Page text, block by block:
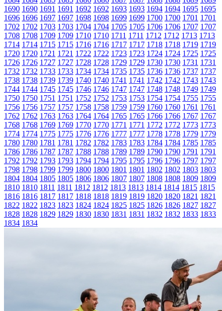
1690 1690 1691 1691 1692 1692 1693 1693 1694 1694 1695 1695
1696 1696 1697 1697 1698 1698 1699 1699 1700 1700 1701 1701
1702 1702 1703 1703 1704 1704 1705 1705 1706 1706 1707 1707
1708 1708 1709 1709 1710 1710 1711 1711 1712 1712 1713 1713
1714 1714 1715 1715 1716 1716 1717 1717 1718 1718 1719 1719
1720 1720 1721 1721 1722 1722 1723 1723 1724 1724 1725 1725
1726 1726 1727 1727 1728 1728 1729 1729 1730 1730 1731 1731
1732 1732 1733 1733 1734 1734 1735 1735 1736 1736 1737 1737
1738 1738 1739 1739 1740 1740 1741 1741 1742 1742 1743 1743
1744 1744 1745 1745 1746 1746 1747 1747 1748 1748 1749 1749
1750 1750 1751 1751 1752 1752 1753 1753 1754 1754 1755 1755
1756 1756 1757 1757 1758 1758 1759 1759 1760 1760 1761 1761
1762 1762 1763 1763 1764 1764 1765 1765 1766 1766 1767 1767
1768 1768 1769 1769 1770 1770 1771 1771 1772 1772 1773 1773
1774 1774 1775 1775 1776 1776 1777 1777 1778 1778 1779 1779
1780 1780 1781 1781 1782 1782 1783 1783 1784 1784 1785 1785
1786 1786 1787 1787 1788 1788 1789 1789 1790 1790 1791 1791
1792 1792 1793 1793 1794 1794 1795 1795 1796 1796 1797 1797
1798 1798 1799 1799 1800 1800 1801 1801 1802 1802 1803 1803
1804 1804 1805 1805 1806 1806 1807 1807 1808 1808 1809 1809
1810 1810 1811 1811 1812 1812 1813 1813 1814 1814 1815 1815
1816 1816 1817 1817 1818 1818 1819 1819 1820 1820 1821 1821
1822 1822 1823 1823 1824 1824 1825 1825 1826 1826 1827 1827
1828 1828 1829 1829 1830 1830 1831 1831 1832 1832 1833 1833
1834 1834